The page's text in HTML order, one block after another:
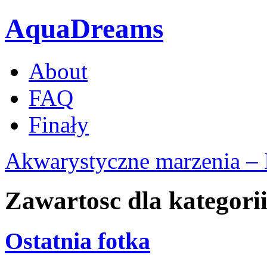
AquaDreams
About
FAQ
Finały
Akwarystyczne marzenia
Zawartosc dla
Ostatnia fotka